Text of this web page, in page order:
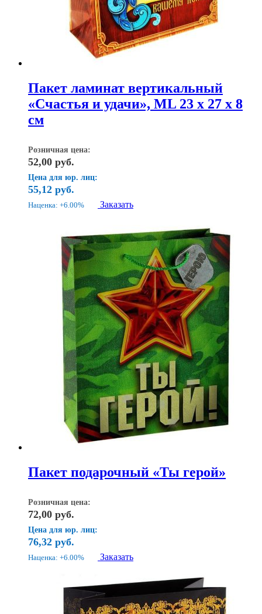
Пакет ламинат вертикальный
«Счастья и удачи», ML 23 х 27 x 8
см
Розничная цена:
52,00 руб.
Цена для юр. лиц:
55,12 руб.
Наценка: +6.00% Заказать
Пакет подарочный «Ты герой»
Розничная цена:
72,00 руб.
Цена для юр. лиц:
76,32 руб.
Наценка: +6.00% Заказать